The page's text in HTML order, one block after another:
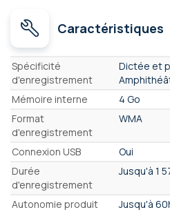
Caractéristiques
Caractéristiques
Spécificité
d'enregistrement
Dictée et
Mémoire interne
4 Go
Format
d'enregistrement
WMA
Connexion USB
Oui
Durée
d'enregistrement
Jusqu'à 1
Autonomie produit
Jusqu'à